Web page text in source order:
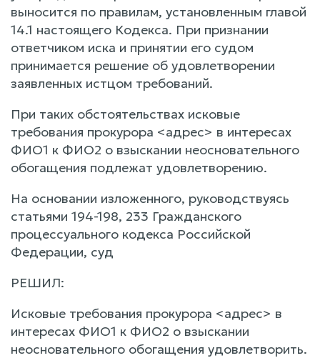
выносится по правилам, установленным главой
14.1 настоящего Кодекса. При признании
ответчиком иска и принятии его судом
принимается решение об удовлетворении
заявленных истцом требований.
При таких обстоятельствах исковые
требования прокурора <адрес> в интересах
ФИО1 к ФИО2 о взыскании неосновательного
обогащения подлежат удовлетворению.
На основании изложенного, руководствуясь
статьями 194-198, 233 Гражданского
процессуального кодекса Российской
Федерации, суд
РЕШИЛ:
Исковые требования прокурора <адрес> в
интересах ФИО1 к ФИО2 о взыскании
неосновательного обогащения удовлетворить.